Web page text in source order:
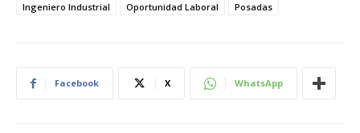
Ingeniero Industrial
Oportunidad Laboral Posadas
Facebook X WhatsApp